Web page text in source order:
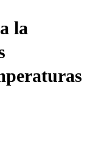
la